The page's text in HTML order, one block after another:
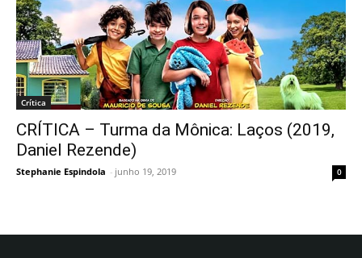
Crítica
CRÍTICA – Turma da Mônica: Laços (2019,
Daniel Rezende)
Stephanie Espindola - junho 19, 2019 0